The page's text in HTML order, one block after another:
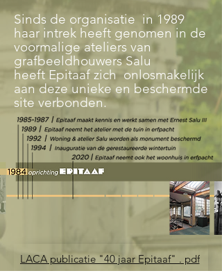
Sinds de organisatie in 1989
haar intrek heeft genomen in de
voormalige ateliers van
grafbeeldhouwers Salu
heeft Epitaaf zich onlosmakelijk
aan deze unieke en beschermde
site verbonden.
LACA publicatie "40 jaar Epitaaf" . pdf